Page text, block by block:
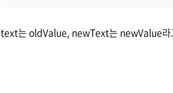
text는 oldValue, newText는 newValue라